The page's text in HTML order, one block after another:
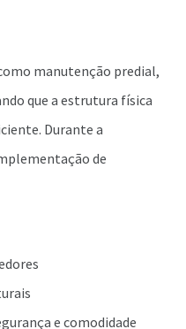
manutenção predial,
que a estrutura física
Durante a
de
e comodidade